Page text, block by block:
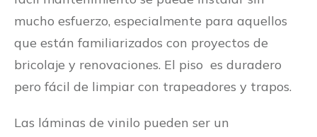
mucho esfuerzo, especialmente para aquellos
que están familiarizados con proyectos de
bricolaje y renovaciones. El piso es duradero
pero fácil de limpiar con trapeadores y trapos.
Las láminas de vinilo pueden ser un